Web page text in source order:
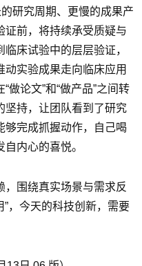
研究周期、更慢的成果产
证前，将持续承受质疑与
床试验中的层层验证，
实验成果走向临床应用
做论文”和“做产品”之间转
坚持，让团队看到了研究
够完成抓握动作，自己喝
内心的喜悦。
，围绕真实场景与需求反
”，今天的科技创新，需要